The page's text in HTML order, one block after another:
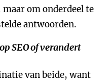
om onderdeel te
antwoorden.
SEO of verandert
van beide, want